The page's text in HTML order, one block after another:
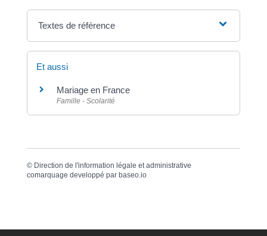
Textes de référence
Et aussi
Mariage en France
Famille - Scolarité
© Direction de l'information légale et administrative
comarquage developpé par baseo.io